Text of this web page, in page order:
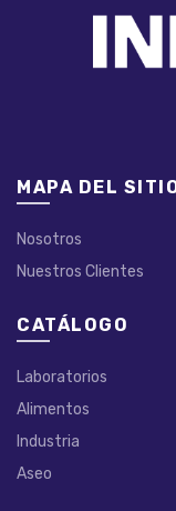
MAPA DEL
Nosotros
Nuestros Clientes
CATÁLOGO
Laboratorios
Alimentos
Industria
Aseo